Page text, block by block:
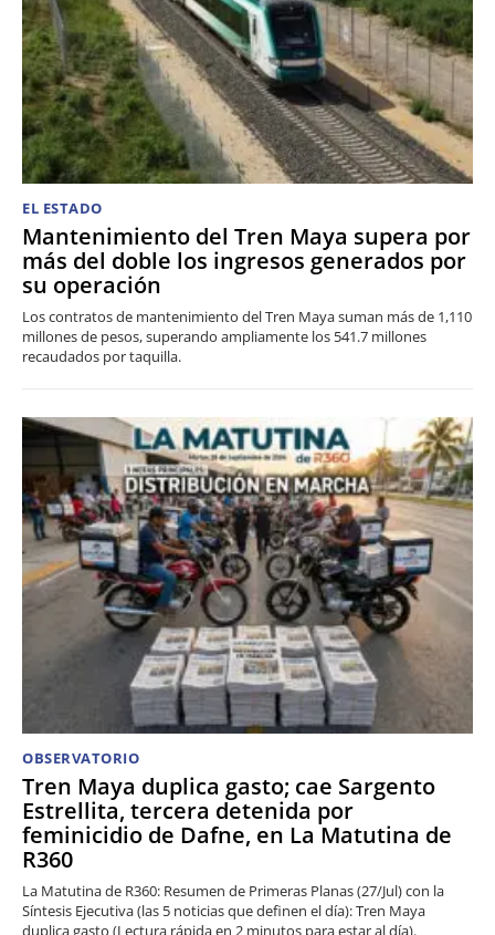
EL ESTADO
Mantenimiento del Tren Maya supera por
más del doble los ingresos generados por
su operación
Los contratos de mantenimiento del Tren Maya suman más de 1,110
millones de pesos, superando ampliamente los 541.7 millones
recaudados por taquilla.
OBSERVATORIO
Tren Maya duplica gasto; cae Sargento
Estrellita, tercera detenida por
feminicidio de Dafne, en La Matutina de
R360
La Matutina de R360: Resumen de Primeras Planas (27/Jul) con la
Síntesis Ejecutiva (las 5 noticias que definen el día): Tren Maya
duplica gasto (Lectura rápida en 2 minutos para estar al día).